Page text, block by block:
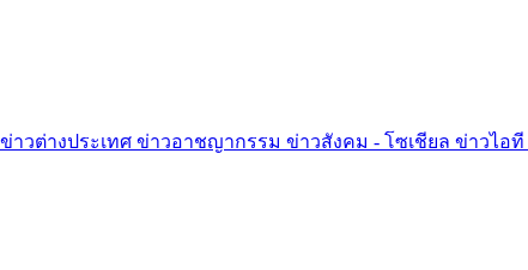
ข่าวต่างประเทศ ข่าวอาชญากรรม ข่าวสังคม - โซเชียล ข่าวไอที